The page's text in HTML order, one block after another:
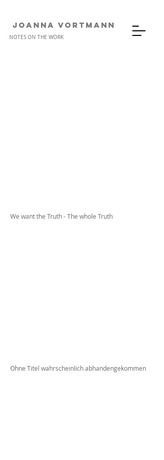
JOANNA VORTMANn
NOTES ON THE WORK
We want the Truth - The whole Truth
Ohne Titel wahrscheinlich abhandengekommen